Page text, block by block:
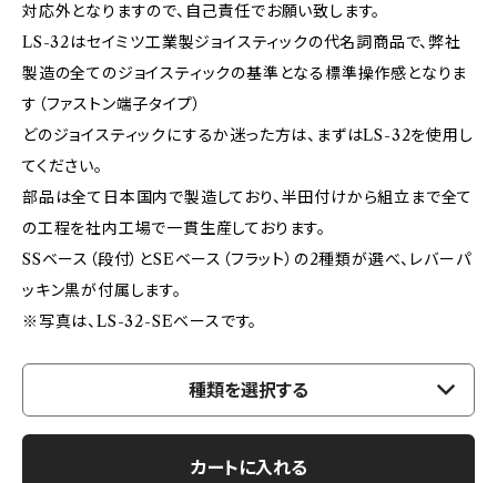
対応外となりますので、自己責任でお願い致します。
LS-32はセイミツ工業製ジョイスティックの代名詞商品で、弊社
製造の全てのジョイスティックの基準となる標準操作感となりま
す（ファストン端子タイプ）
どのジョイスティックにするか迷った方は、まずはLS-32を使用し
てください。
部品は全て日本国内で製造しており、半田付けから組立まで全て
の工程を社内工場で一貫生産しております。
SSベース（段付）とSEベース（フラット）の2種類が選べ、レバーパ
ッキン黒が付属します。
※写真は、LS-32-SEベースです。
種類を選択する
カートに入れる